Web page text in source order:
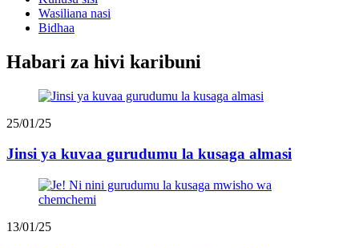
Wasiliana nasi
Bidhaa
Habari za hivi karibuni
25/01/25
Jinsi ya kuvaa gurudumu la kusaga almasi
13/01/25